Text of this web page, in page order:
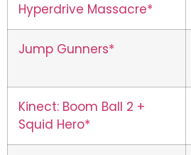
Hyperdrive Massacre*
Jump Gunners*
Kinect: Boom Ball 2 +
Squid Hero*